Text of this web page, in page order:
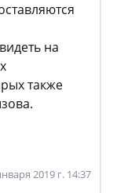
на
также
2019 г. 14:37